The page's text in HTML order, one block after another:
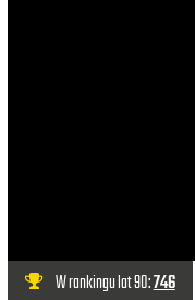
W rankingu lat 90:746